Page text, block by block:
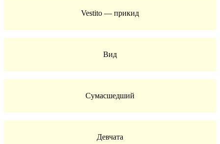
Vestito — прикид
Вид
Сумасшедший
Девчата